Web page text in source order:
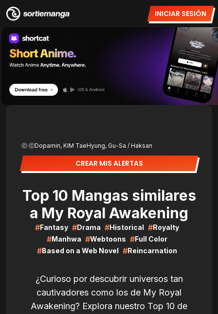
INICIAR SESIÓN
ⓒ ⓒDopamin, KIM TaeHyung, Gu-Sa / Haksan
CREAR MIS ALERTAS
Top 10 Mangas similares
a My Royal Awakening
#Fantasy #Drama #Historical #Royalty
#Manhwa #Webtoons #Full Color
#Based on a Web Novel #Reincarnation
¿Curioso por descubrir universos tan
cautivadores como los de My Royal
Awakening? Explora nuestro Top 10 de